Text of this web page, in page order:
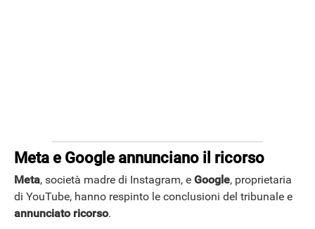
Meta e Google annunciano il ricorso
Meta, società madre di Instagram, e Google, proprietaria
di YouTube, hanno respinto le conclusioni del tribunale e
annunciato ricorso.